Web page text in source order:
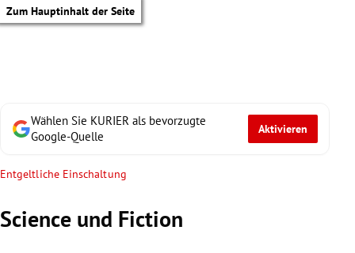
Zum Hauptinhalt der Seite
Wählen Sie KURIER als bevorzugte
Google-Quelle
Aktivieren
Entgeltliche Einschaltung
Science und Fiction